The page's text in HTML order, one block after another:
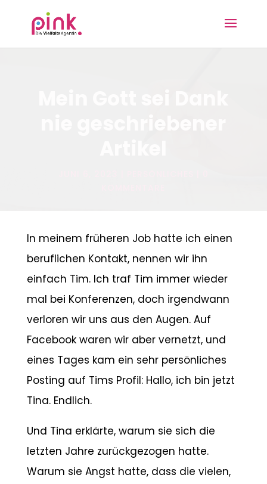
In meinem früheren Job hatte ich einen
beruflichen Kontakt, nennen wir ihn
einfach Tim. Ich traf Tim immer wieder
mal bei Konferenzen, doch irgendwann
verloren wir uns aus den Augen. Auf
Facebook waren wir aber vernetzt, und
eines Tages kam ein sehr persönliches
Posting auf Tims Profil: Hallo, ich bin jetzt
Tina. Endlich.
Und Tina erklärte, warum sie sich die
letzten Jahre zurückgezogen hatte.
Warum sie Angst hatte, dass die vielen,